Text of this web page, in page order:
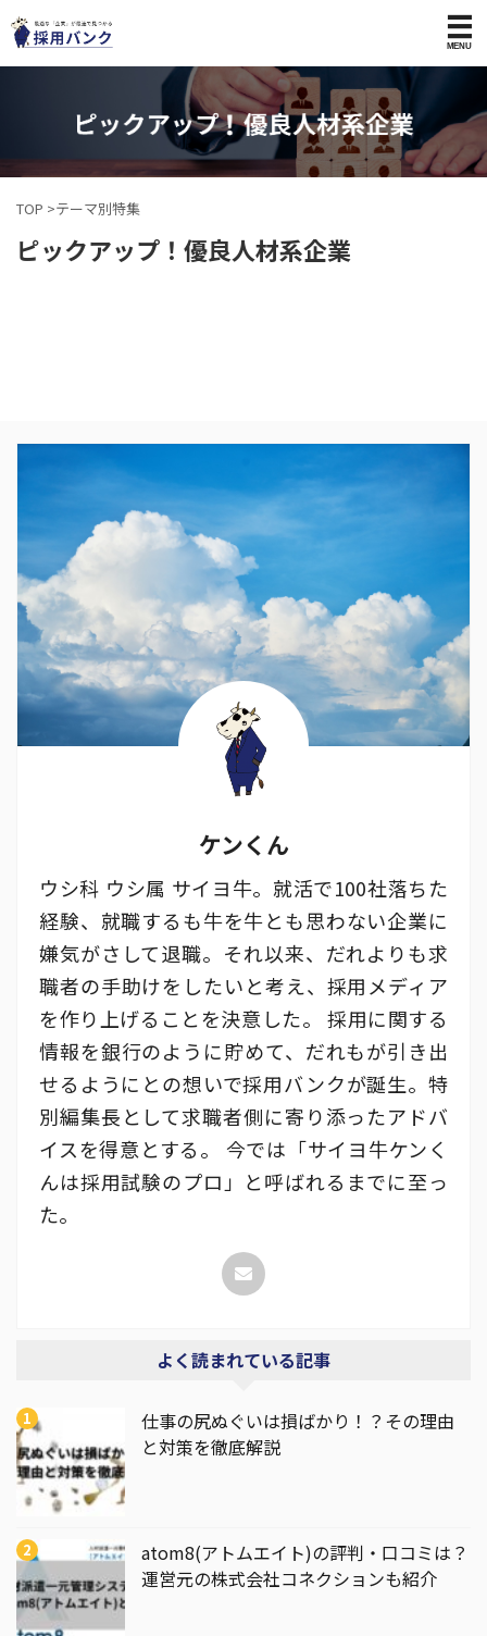
TOP >テーマ別特集
ピックアップ！優良人材系企業
ケンくん
ウシ科 ウシ属 サイヨ牛。就活で100社落ちた
経験、就職するも牛を牛とも思わない企業に
嫌気がさして退職。それ以来、だれよりも求
職者の手助けをしたいと考え、採用メディア
を作り上げることを決意した。 採用に関する
情報を銀行のように貯めて、だれもが引き出
せるようにとの想いで採用バンクが誕生。特
別編集長として求職者側に寄り添ったアドバ
イスを得意とする。 今では「サイヨ牛ケンく
んは採用試験のプロ」と呼ばれるまでに至っ
た。
よく読まれている記事
仕事の尻ぬぐいは損ばかり！？その理由
と対策を徹底解説
atom8(アトムエイト)の評判・口コミは？
運営元の株式会社コネクションも紹介